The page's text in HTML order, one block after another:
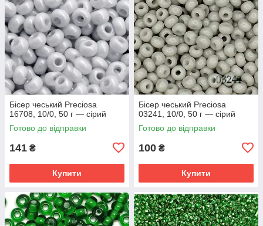
Бісер чеський Preciosa
16708, 10/0, 50 г — сірий
Готово до відправки
141 ₴
Купити
Бісер чеський Preciosa
03241, 10/0, 50 г — сірий
Готово до відправки
100 ₴
Купити